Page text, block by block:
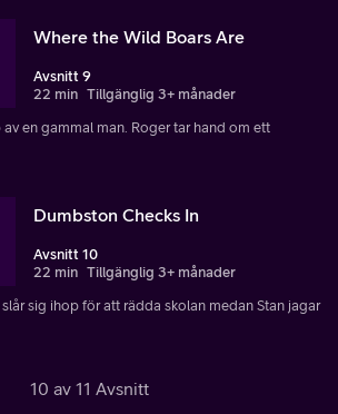
Where the Wild Boars Are
Avsnitt 9
22 min Tillgänglig 3+ månader
en gammal man. Roger tar hand om ett
Dumbston Checks In
Avsnitt 10
22 min Tillgänglig 3+ månader
sig ihop för att rädda skolan medan Stan jagar
10 av 11 Avsnitt